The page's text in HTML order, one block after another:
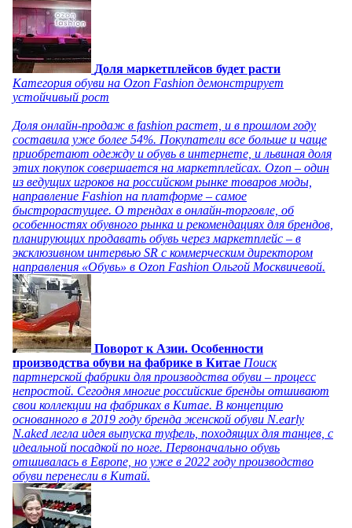
Доля маркетплейсов будет расти
Категория обуви на Ozon Fashion демонстрирует
устойчивый рост
Доля онлайн-продаж в fashion растет, и в прошлом году
составила уже более 54%. Покупатели все больше и чаще
приобретают одежду и обувь в интернете, и львиная доля
этих покупок совершается на маркетплейсах. Ozon – один
из ведущих игроков на российском рынке товаров моды,
направление Fashion на платформе – самое
быстрорастущее. О трендах в онлайн-торговле, об
особенностях обувного рынка и рекомендациях для брендов,
планирующих продавать обувь через маркетплейс – в
эксклюзивном интервью SR с коммерческим директором
направления «Обувь» в Ozon Fashion Ольгой Москвичевой.
Поворот к Азии. Особенности
производства обуви на фабрике в Китае Поиск
партнерской фабрики для производства обуви – процесс
непростой. Сегодня многие российские бренды отшивают
свои коллекции на фабриках в Китае. В концепцию
основанного в 2019 году бренда женской обуви N.early
N.aked легла идея выпуска туфель, походящих для танцев, с
идеальной посадкой по ноге. Первоначально обувь
отшивалась в Европе, но уже в 2022 году производство
обуви перенесли в Китай.